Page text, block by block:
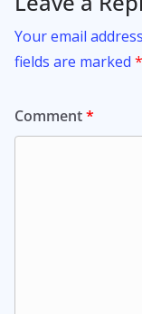
Your email
fields are marked *
Comment*